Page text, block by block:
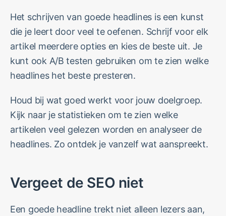
Het schrijven van goede headlines is een kunst
die je leert door veel te oefenen. Schrijf voor elk
artikel meerdere opties en kies de beste uit. Je
kunt ook A/B testen gebruiken om te zien welke
headlines het beste presteren.
Houd bij wat goed werkt voor jouw doelgroep.
Kijk naar je statistieken om te zien welke
artikelen veel gelezen worden en analyseer de
headlines. Zo ontdek je vanzelf wat aanspreekt.
Vergeet de SEO niet
Een goede headline trekt niet alleen lezers aan,